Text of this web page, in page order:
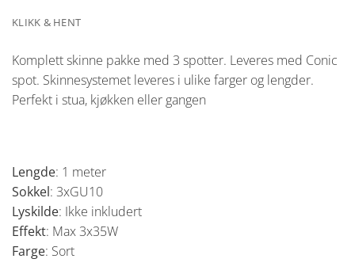
KLIKK & HENT
Komplett skinne pakke med 3 spotter. Leveres med Conic
spot. Skinnesystemet leveres i ulike farger og lengder.
Perfekt i stua, kjøkken eller gangen
Lengde: 1 meter
Sokkel: 3xGU10
Lyskilde: Ikke inkludert
Effekt: Max 3x35W
Farge: Sort